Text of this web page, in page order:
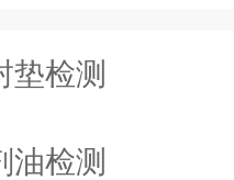
垫检测
油检测